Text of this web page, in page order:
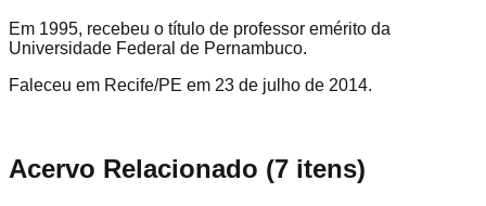
Em 1995, recebeu o título de professor emérito da
Universidade Federal de Pernambuco.
Faleceu em Recife/PE em 23 de julho de 2014.
Acervo Relacionado (7 itens)